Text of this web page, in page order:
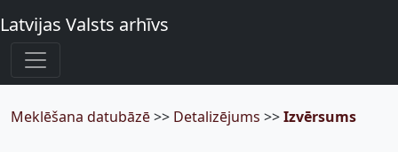
Latvijas Valsts arhīvs
Meklēšana datubāzē>> Detalizējums >>Izvērsums